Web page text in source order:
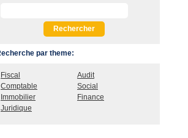
par theme:
Fiscal
Comptable
Immobilier
Juridique
Audit
Social
Finance